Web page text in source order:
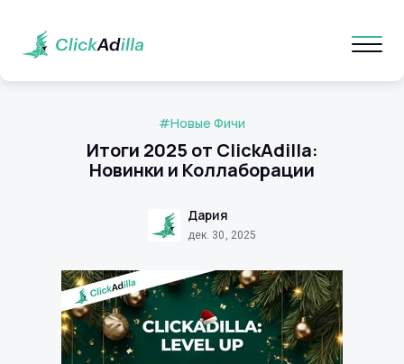
Итоги 2025 от ClickAdilla:
Новинки и Коллаборации
#Новые Фичи
Дария
дек. 30, 2025